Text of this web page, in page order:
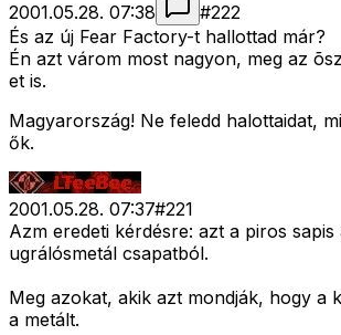
2001.05.28. 07:38 #222
És az új Fear Factory-t hallottad már?
Én azt várom most nagyon, meg az
et is.
Magyarország! Ne feledd halottaidat,
ők.
2001.05.28. 07:37#221
Azm eredeti kérdésre: azt a piros
ugrálósmetál csapatból.
Meg azokat, akik azt mondják, hogy a
a metált.